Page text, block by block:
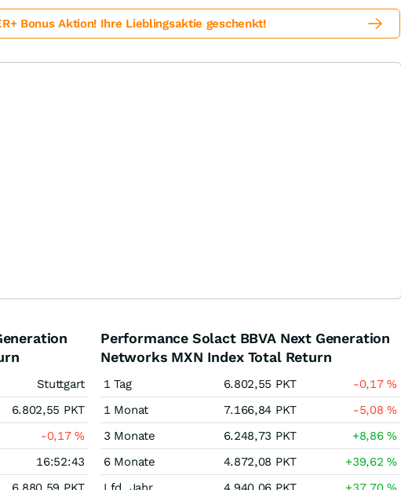
Bonus Aktion! Ihre Lieblingsaktie geschenkt!
Stuttgart
6.802,55 PKT
-0,17%
16:52:43
Performance Solact BBVA Next Generation
Networks MXN Index Total Return
1 Tag 6.802,55 PKT -0,17%
1 Monat
7.166,84 PKT -5,08%
3 Monate
6.248,73 PKT +8,86%
6 Monate
4.872,08 PKT +39,62%